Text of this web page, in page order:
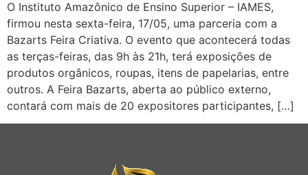
O Instituto Amazônico de Ensino Superior – IAMES,
firmou nesta sexta-feira, 17/05, uma parceria com a
Bazarts Feira Criativa. O evento que acontecerá todas
as terças-feiras, das 9h às 21h, terá exposições de
produtos orgânicos, roupas, itens de papelarias, entre
outros. A Feira Bazarts, aberta ao público externo,
contará com mais de 20 expositores participantes, […]